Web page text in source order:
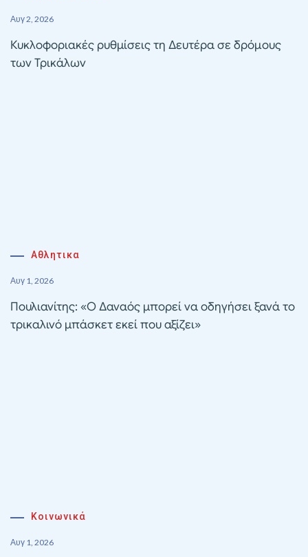
Αυγ 2, 2026
Κυκλοφοριακές ρυθμίσεις τη Δευτέρα σε δρόμους
των Τρικάλων
Αθλητικα
Αυγ 1, 2026
Πουλιανίτης: «Ο Δαναός μπορεί να οδηγήσει ξανά το
τρικαλινό μπάσκετ εκεί που αξίζει»
Κοινωνικά
Αυγ 1, 2026